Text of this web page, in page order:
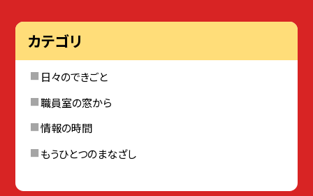
カテゴリ
日々のできごと
職員室の窓から
情報の時間
もうひとつのまなざし